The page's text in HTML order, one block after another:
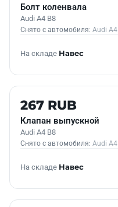
Болт коленвала
Audi A4 B8
Снято с автомобиля: Audi A4
На складе Навес
Б/У В НАЛИЧИИ
267 RUB
Клапан выпускной
Audi A4 B8
Снято с автомобиля: Audi A4
На складе Навес